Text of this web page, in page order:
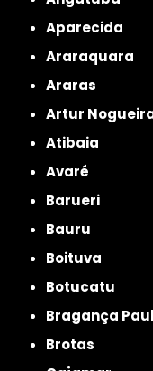
Aparecida
Araraquara
Araras
Artur
Atibaia
Avaré
Barueri
Bauru
Boituva
Botucatu
Bragança
Brotas